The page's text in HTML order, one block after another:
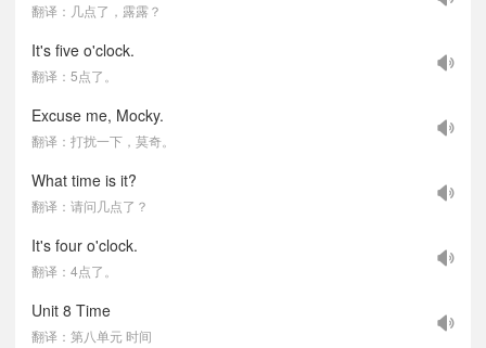
翻译：几点了，露露？
It's five o'clock.
翻译：5点了。
Excuse me, Mocky.
翻译：打扰一下，莫奇。
What time is it?
翻译：请问几点了？
It's four o'clock.
翻译：4点了。
Unit 8 Time
翻译：第八单元 时间